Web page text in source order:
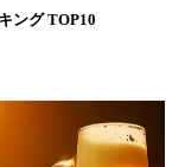
ング TOP10